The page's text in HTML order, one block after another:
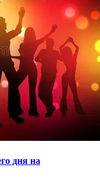
дня на